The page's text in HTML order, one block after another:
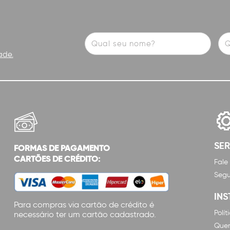
FORMAS DE PAGAMENTO
CARTÕES DE CRÉDITO:
Para compras via cartão de crédito é
necessário ter um cartão cadastrado.